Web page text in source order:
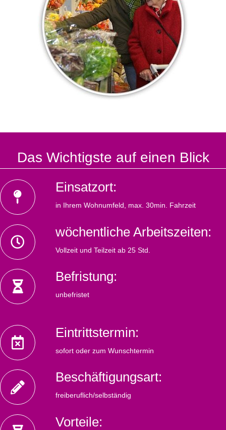
Das Wichtigste auf einen Blick
Einsatzort:
in Ihrem Wohnumfeld, max. 30min. Fahrzeit
wöchentliche Arbeitszeiten:
Vollzeit und Teilzeit ab 25 Std.
Befristung:
unbefristet
Eintrittstermin:
sofort oder zum Wunschtermin
Beschäftigungsart:
freiberuflich/selbständig
Vorteile: